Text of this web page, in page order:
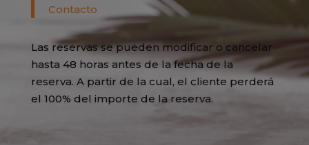
Contacto
Las reservas se pueden modificar o cancelar
hasta 48 horas antes de la fecha de la
reserva. A partir de la cual, el cliente perderá
el 100% del importe de la reserva.